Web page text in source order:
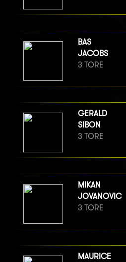
BAS
JACOBS
3 TORE
GERALD
SIBON
3 TORE
MIKAN
JOVANOVIC
3 TORE
MAURICE